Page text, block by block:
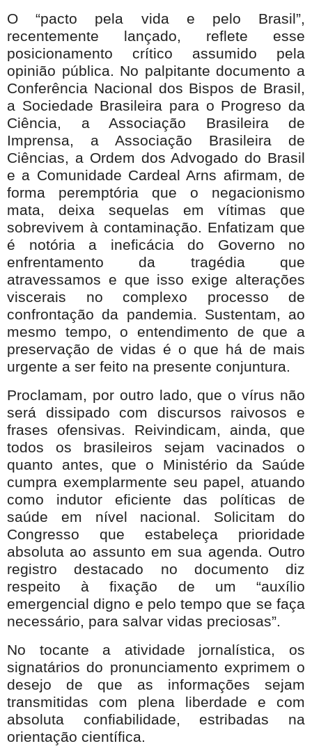
O “pacto pela vida e pelo Brasil”,
recentemente lançado, reflete esse
posicionamento crítico assumido pela
opinião pública. No palpitante documento a
Conferência Nacional dos Bispos de Brasil,
a Sociedade Brasileira para o Progreso da
Ciência, a Associação Brasileira de
Imprensa, a Associação Brasileira de
Ciências, a Ordem dos Advogado do Brasil
e a Comunidade Cardeal Arns afirmam, de
forma peremptória que o negacionismo
mata, deixa sequelas em vítimas que
sobrevivem à contaminação. Enfatizam que
é notória a ineficácia do Governo no
enfrentamento da tragédia que
atravessamos e que isso exige alterações
viscerais no complexo processo de
confrontação da pandemia. Sustentam, ao
mesmo tempo, o entendimento de que a
preservação de vidas é o que há de mais
urgente a ser feito na presente conjuntura.
Proclamam, por outro lado, que o vírus não
será dissipado com discursos raivosos e
frases ofensivas. Reivindicam, ainda, que
todos os brasileiros sejam vacinados o
quanto antes, que o Ministério da Saúde
cumpra exemplarmente seu papel, atuando
como indutor eficiente das políticas de
saúde em nível nacional. Solicitam do
Congresso que estabeleça prioridade
absoluta ao assunto em sua agenda. Outro
registro destacado no documento diz
respeito à fixação de um “auxílio
emergencial digno e pelo tempo que se faça
necessário, para salvar vidas preciosas”.
No tocante a atividade jornalística, os
signatários do pronunciamento exprimem o
desejo de que as informações sejam
transmitidas com plena liberdade e com
absoluta confiabilidade, estribadas na
orientação científica.